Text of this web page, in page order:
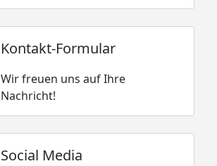
Kontakt-Formular
Wir freuen uns auf Ihre
Nachricht!
Social Media